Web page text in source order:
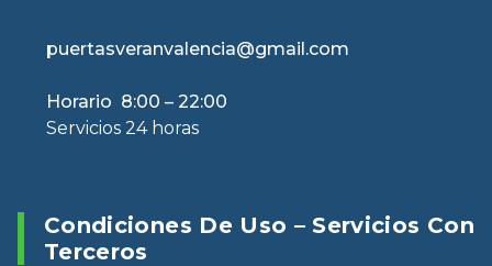
puertasveranvalencia@gmail.com
Horario 8:00 – 22:00
Servicios 24 horas
Condiciones De Uso – Servicios Con
Terceros